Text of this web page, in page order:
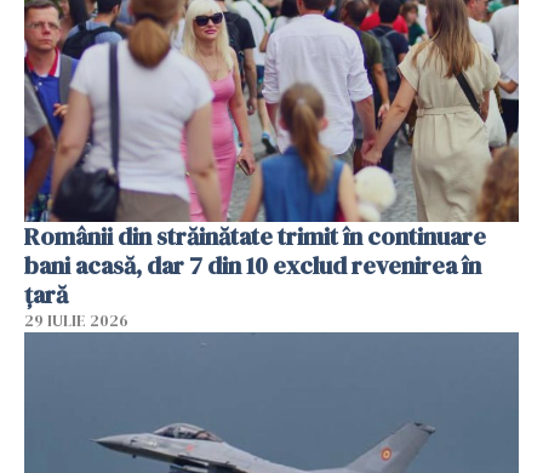
Românii din străinătate trimit în continuare
bani acasă, dar 7 din 10 exclud revenirea în
țară
29 IULIE 2026